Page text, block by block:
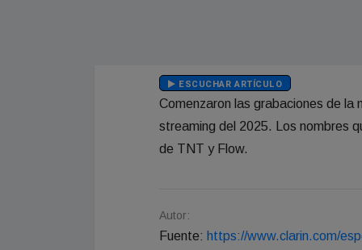
ESCUCHAR ARTÍCULO
Comenzaron las grabaciones de la
streaming del 2025. Los nombres
de TNT y Flow.
Autor:
Fuente: https://www.clarin.com/